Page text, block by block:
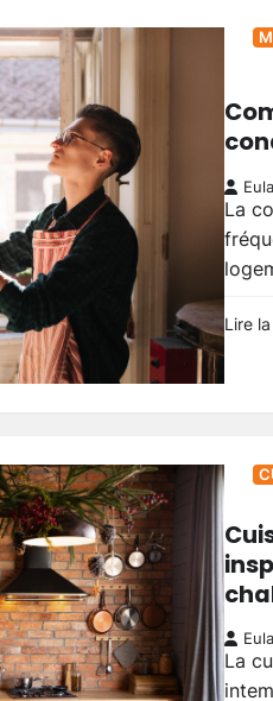
La
Lire
La